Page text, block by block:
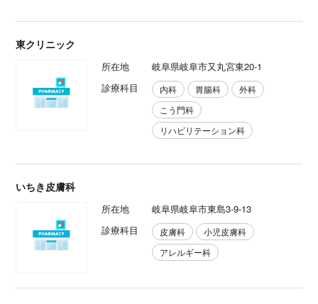
東クリニック
所在地
岐阜県岐阜市又丸宮東20-1
診療科目
内科 胃腸科
外科
こう門科
リハビリテーション科
いちき皮膚科
所在地
岐阜県岐阜市東島3-9-13
診療科目
皮膚科
小児皮膚科
アレルギー科